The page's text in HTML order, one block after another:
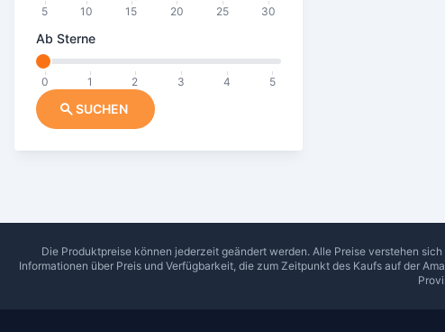
5 10 15 20 25 30
Ab Sterne
0 1 2 3 4 5
SUCHEN
Die Produktpreise können jederzeit geändert werden. Alle Preise verstehen
Informationen über Preis und Verfügbarkeit, die zum Zeitpunkt des Kaufs auf der